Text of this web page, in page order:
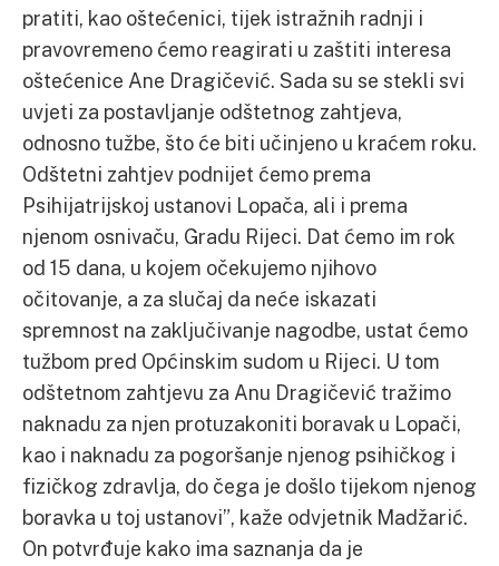
pratiti, kao oštećenici, tijek istražnih radnji i
pravovremeno ćemo reagirati u zaštiti interesa
oštećenice Ane Dragičević. Sada su se stekli svi
uvjeti za postavljanje odštetnog zahtjeva,
odnosno tužbe, što će biti učinjeno u kraćem roku.
Odštetni zahtjev podnijet ćemo prema
Psihijatrijskoj ustanovi Lopača, ali i prema
njenom osnivaču, Gradu Rijeci. Dat ćemo im rok
od 15 dana, u kojem očekujemo njihovo
očitovanje, a za slučaj da neće iskazati
spremnost na zaključivanje nagodbe, ustat ćemo
tužbom pred Općinskim sudom u Rijeci. U tom
odštetnom zahtjevu za Anu Dragičević tražimo
naknadu za njen protuzakoniti boravak u Lopači,
kao i naknadu za pogoršanje njenog psihičkog i
fizičkog zdravlja, do čega je došlo tijekom njenog
boravka u toj ustanovi”, kaže odvjetnik Madžarić.
On potvrđuje kako ima saznanja da je